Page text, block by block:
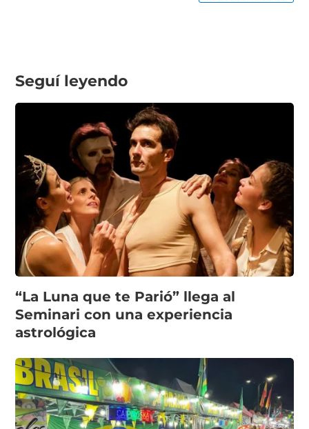
Seguí leyendo
“La Luna que te Parió” llega al
Seminari con una experiencia
astrológica